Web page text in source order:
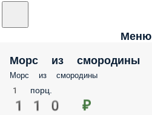
Меню
Морс из смородины
Морс из смородины
1 порц.
110 ₽